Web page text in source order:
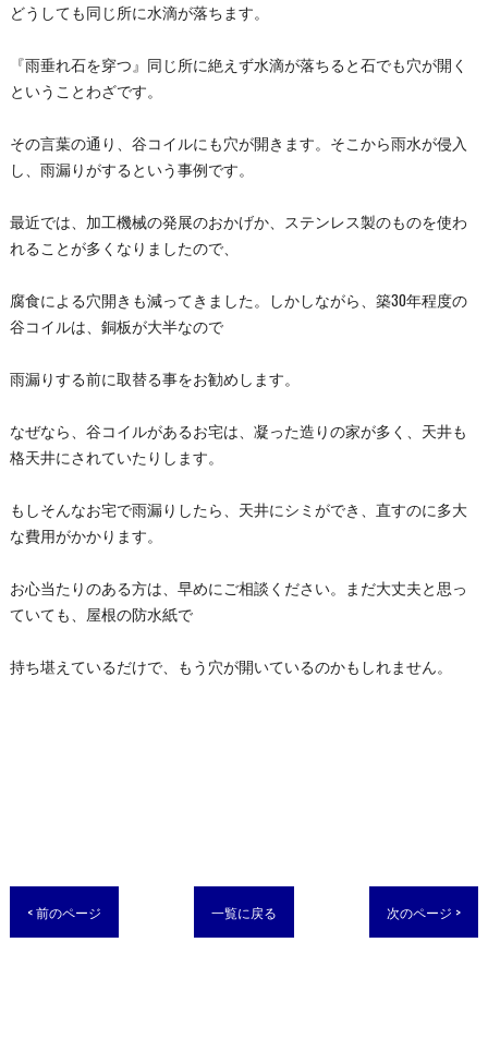
どうしても同じ所に水滴が落ちます。
『雨垂れ石を穿つ』同じ所に絶えず水滴が落ちると石でも穴が開く
ということわざです。
その言葉の通り、谷コイルにも穴が開きます。そこから雨水が侵入
し、雨漏りがするという事例です。
最近では、加工機械の発展のおかげか、ステンレス製のものを使わ
れることが多くなりましたので、
腐食による穴開きも減ってきました。しかしながら、築30年程度の
谷コイルは、銅板が大半なので
雨漏りする前に取替る事をお勧めします。
なぜなら、谷コイルがあるお宅は、凝った造りの家が多く、天井も
格天井にされていたりします。
もしそんなお宅で雨漏りしたら、天井にシミができ、直すのに多大
な費用がかかります。
お心当たりのある方は、早めにご相談ください。まだ大丈夫と思っ
ていても、屋根の防水紙で
持ち堪えているだけで、もう穴が開いているのかもしれません。
< 前のページ 一覧に戻る 次のページ >